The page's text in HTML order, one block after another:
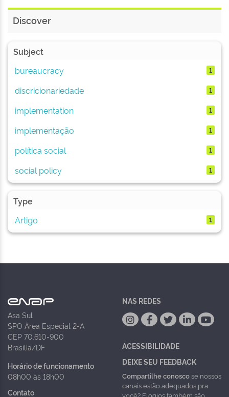
Discover
Subject
bureaucracy
1
discricionariedade 1
implementation 1
implementação 1
política social 1
social policy 1
Type
Artigo
1
Asa Sul
SPO Área Especial 2-A
CEP 70.610-900
Brasília/DF
Horário de funcionamento
08h00 às 18h00
Contato
NAS REDES
ACESSIBILIDADE
DEIXE SEU FEEDBACK
Compartilhe conoscose nossos
canais estão adequados pra
você? Elogios também são